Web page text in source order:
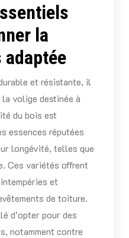
la
et résistante, il
volige destinée à
du bois est
essences réputées
longévité, telles que
Ces variétés offrent
et
de toiture.
d’opter pour des
notamment contre